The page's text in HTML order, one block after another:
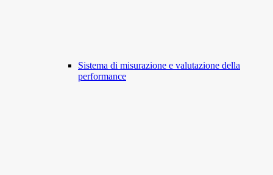
Sistema di misurazione e valutazione della
performance